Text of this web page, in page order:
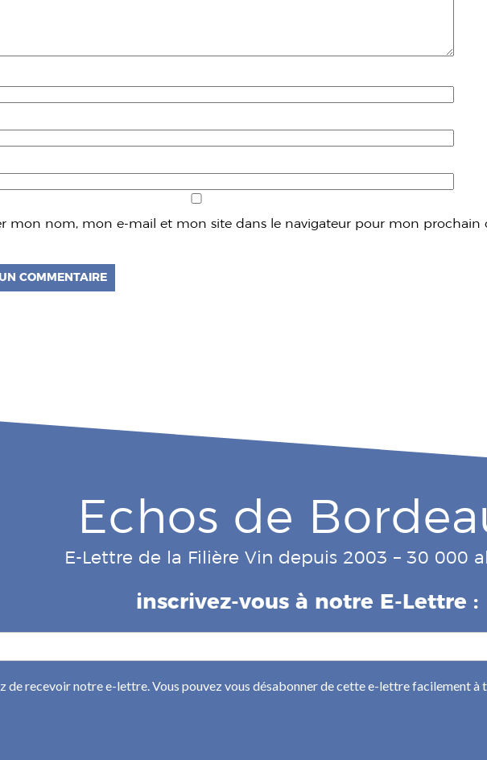
mon nom, mon e-mail et mon site dans le navigateur pour mon prochain
Echos de
E-Lettre de la Filière Vin depuis 2003 – 30 000
inscrivez-vous à notre E-Lettre :
de recevoir notre e-lettre. Vous pouvez vous désabonner de cette e-lettre facilement à